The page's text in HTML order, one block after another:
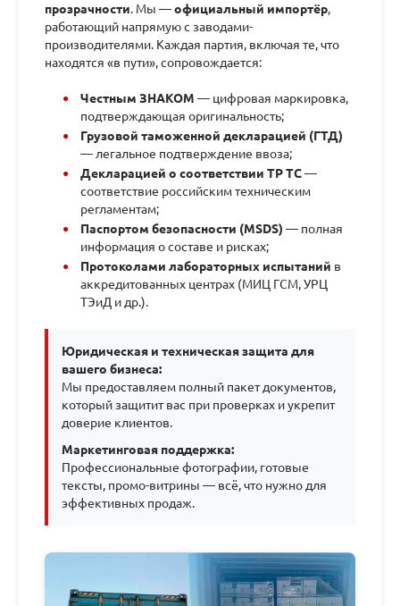
прозрачности. Мы —официальный импортёр,
работающий напрямую с заводами-
производителями. Каждая партия, включая те, что
находятся «в пути», сопровождается:
Честным ЗНАКОМ — цифровая маркировка,
подтверждающая оригинальность;
Грузовой таможенной декларацией (ГТД)
— легальное подтверждение ввоза;
Декларацией о соответствии ТР ТС—
соответствие российским техническим
регламентам;
Паспортом безопасности (MSDS) — полная
информация о составе и рисках;
Протоколами лабораторных испытаний в
аккредитованных центрах (МИЦ ГСМ, УРЦ
ТЭиД и др.).
Юридическая и техническая защита для
вашего бизнеса:
Мы предоставляем полный пакет документов,
который защитит вас при проверках и укрепит
доверие клиентов.
Маркетинговая поддержка:
Профессиональные фотографии, готовые
тексты, промо-витрины — всё, что нужно для
эффективных продаж.